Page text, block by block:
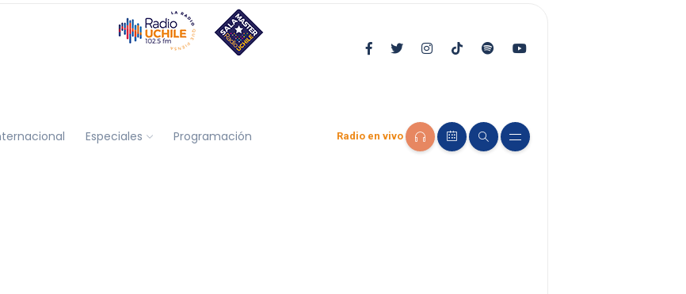
Especiales Programación Radio en vivo